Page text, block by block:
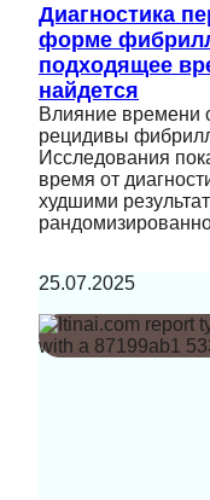
Диагностика
форме
подходящее
найдется
Влияние времени
рецидивы
Исследования
время от
худшими
25.07.2025